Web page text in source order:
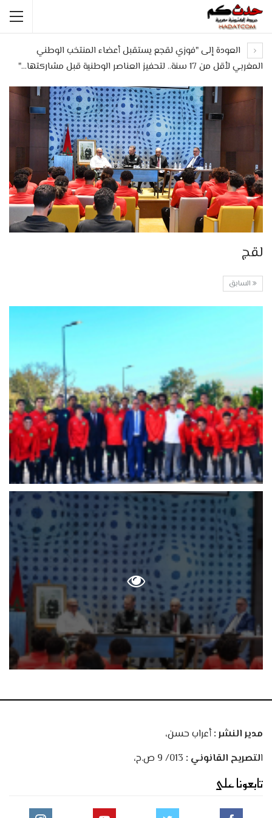
العودة إلى "فوزي لقجع يستقبل أعضاء المنتخب الوطني
المغربي لأقل من 17 سنة.. لتحفيز العناصر الوطنية قبل مشاركتها…"
لقج
السابق
مدير النشر :أعراب حسن،
التصريح القانوني :
تابعونا على